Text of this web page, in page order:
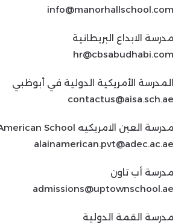
info@manorhallschool.com
مدرسة الابداع البريطانية
hr@cbsabudhabi.com
المدرسة الأمريكية الدولية في أبوظبي
contactus@aisa.sch.ae
مدرسة العين الامريكيه AlAin American School
alainamerican.pvt@adec.ac.ae
مدرسة أب تاون
admissions@uptownschool.ae
مدرسة القمة الدولية